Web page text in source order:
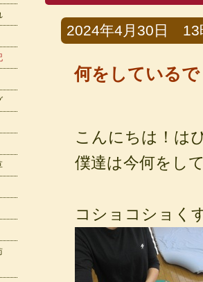
2024年4月30日 13
何をしている
こんにちは！は
僕達は今何をし
コショコショく